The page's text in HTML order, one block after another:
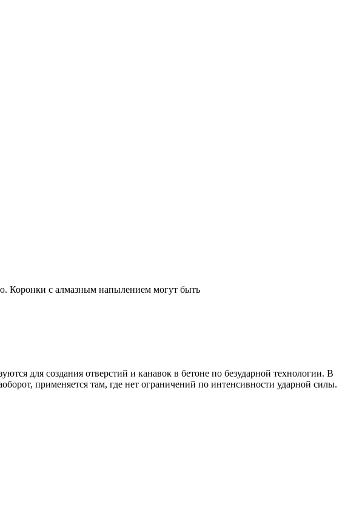
Коронки с алмазным напылением могут быть
для создания отверстий и канавок в бетоне по безударной технологии. В
применяется там, где нет ограничений по интенсивности ударной силы.